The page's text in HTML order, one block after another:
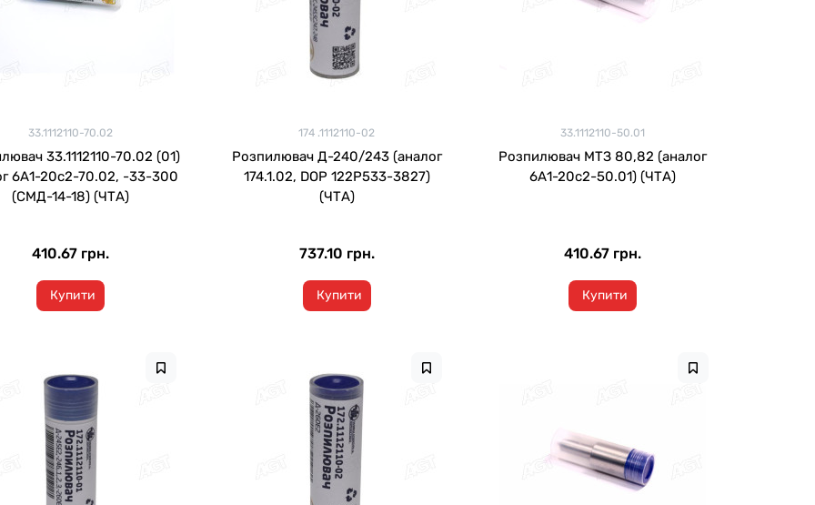
33.1112110-70.02
33.1112110-70.02 (01)
6А1-20с2-70.02, -33-300
(СМД-14-18) (ЧТА)
410.67 грн.
Купити
174 .1112110-02
Розпилювач Д-240/243 (аналог
174.1.02, DOP 122Р533-3827)
(ЧТА)
737.10 грн.
Купити
33.1112110-50.01
Розпилювач МТЗ 80,82 (аналог
6А1-20с2-50.01) (ЧТА)
410.67 грн.
Купити